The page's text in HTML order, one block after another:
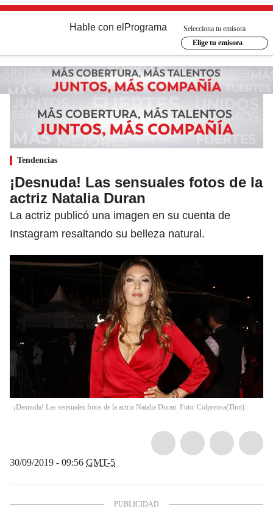
Hable con el Programa
Selecciona tu emisora
Elige tu emisora
Tendencias
¡Desnuda! Las sensuales fotos de la
actriz Natalia Duran
La actriz publicó una imagen en su cuenta de
Instagram resaltando su belleza natural.
¡Desnuda! Las sensuales fotos de la actriz Natalia Duran. Foto: Colprensa(Thot)
30/09/2019 - 09:56 GMT-5